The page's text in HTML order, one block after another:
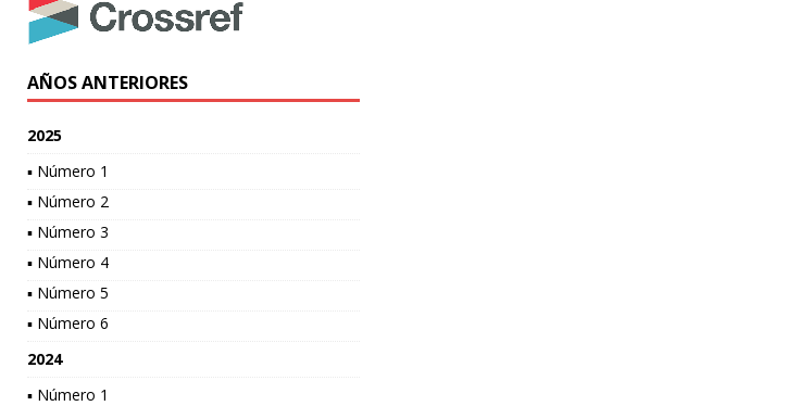
AÑOS ANTERIORES
2025
▪ Número 1
▪ Número 2
▪ Número 3
▪ Número 4
▪ Número 5
▪ Número 6
2024
▪ Número 1